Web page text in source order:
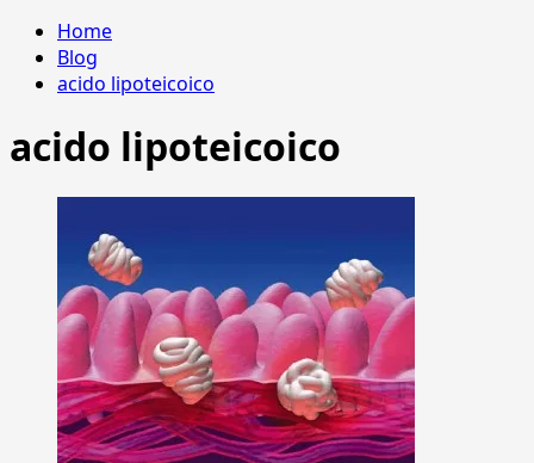
Home
Blog
acido lipoteicoico
acido lipoteicoico